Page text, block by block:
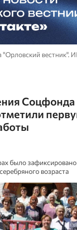
"Орловский вестник".
Соцфонда
было
возраста